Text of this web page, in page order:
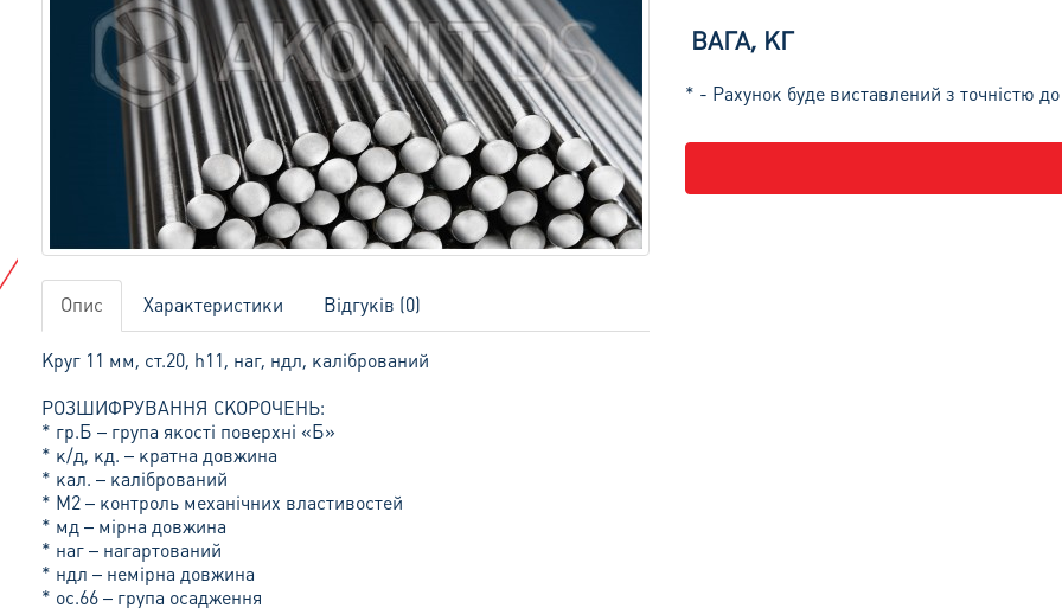
Опис Характеристики Відгуків (0)
Круг 11 мм, ст.20, h11, наг, ндл, калібрований
РОЗШИФРУВАННЯ СКОРОЧЕНЬ:
* гр.Б – група якості поверхні «Б»
* к/д, кд. – кратна довжина
* кал. – калібрований
* М2 – контроль механічних властивостей
* мд – мірна довжина
* наг – нагартований
* ндл – немірна довжина
* ос.66 – група осадження
ВАГА, КГ
* - Рахунок буде виставлений з точністю